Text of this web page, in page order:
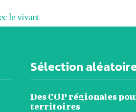
le vivant
Sélection
Des COP régionales
territoires